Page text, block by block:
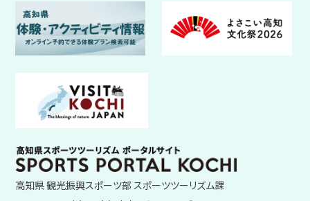
高知県 観光振興スポーツ部 スポーツツーリズム課